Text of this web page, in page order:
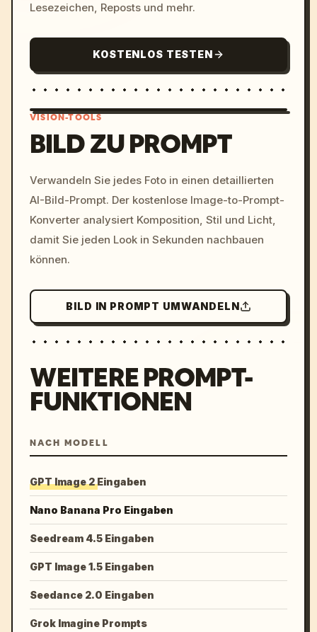
Lesezeichen, Reposts und mehr.
KOSTENLOS TESTEN
c, cyberpunk sunset, neon
colors, 8k --v 6.0
VISION-TOOLS
BILD ZU PROMPT
Verwandeln Sie jedes Foto in einen detaillierten
AI-Bild-Prompt. Der kostenlose Image-to-Prompt-
Konverter analysiert Komposition, Stil und Licht,
damit Sie jeden Look in Sekunden nachbauen
können.
BILD IN PROMPT UMWANDELN
WEITERE PROMPT-
FUNKTIONEN
NACH MODELL
GPT Image 2 Eingaben
Nano Banana Pro Eingaben
Seedream 4.5 Eingaben
GPT Image 1.5 Eingaben
Seedance 2.0 Eingaben
Grok Imagine Prompts